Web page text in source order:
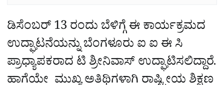
ಡಿಸೆಂಬರ್ 13 ರಂದು ಬೆಳಿಗ್ಗೆ ಈ ಕಾರ್ಯಕ್ರಮದ
ಉದ್ಘಾಟನೆಯನ್ನು ಬೆಂಗಳೂರು ಐ ಐ ಈ ಸಿ
ಪ್ರಾಧ್ಯಾಪಕರಾದ ಟಿ ಶ್ರೀನಿವಾಸ್ ಉದ್ಘಾಟಿಸಲಿದ್ದಾರೆ.